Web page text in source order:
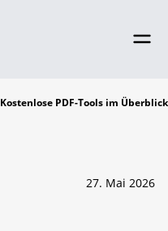
Kostenlose PDF-Tools im Überblick
27. Mai 2026